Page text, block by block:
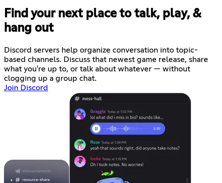
Find your next place to talk, play, &
hang out
Discord servers help organize conversation into topic-
based channels. Discuss that newest game release, share
what you're up to, or talk about whatever — without
clogging up a group chat.
Join Discord